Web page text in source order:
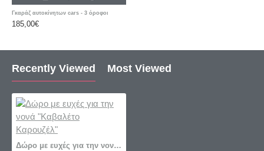
Γκαράζ αυτοκίνητων cars - 3 όροφοι
185,00€
Recently Viewed Most Viewed
Δώρο με ευχές για την νονά "Καβαλέτο Καρουζέλ"